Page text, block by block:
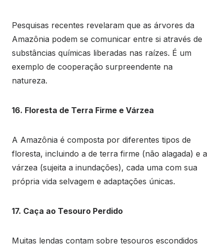
Pesquisas recentes revelaram que as árvores da
Amazônia podem se comunicar entre si através de
substâncias químicas liberadas nas raízes. É um
exemplo de cooperação surpreendente na
natureza.
16. Floresta de Terra Firme e Várzea
A Amazônia é composta por diferentes tipos de
floresta, incluindo a de terra firme (não alagada) e a
várzea (sujeita a inundações), cada uma com sua
própria vida selvagem e adaptações únicas.
17. Caça ao Tesouro Perdido
Muitas lendas contam sobre tesouros escondidos